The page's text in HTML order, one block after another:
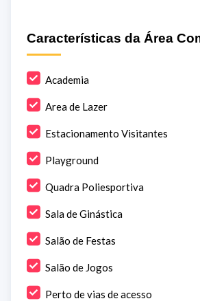
Características da Área
Academia
Area de Lazer
Estacionamento Visitantes
Playground
Quadra Poliesportiva
Sala de Ginástica
Salão de Festas
Salão de Jogos
Perto de vias de acesso